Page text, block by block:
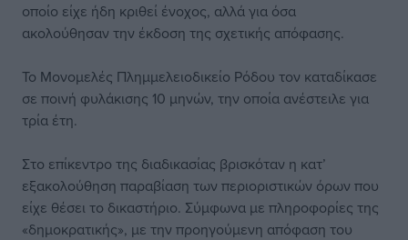
οποίο είχε ήδη κριθεί ένοχος, αλλά για όσα
ακολούθησαν την έκδοση της σχετικής απόφασης.
Το Μονομελές Πλημμελειοδικείο Ρόδου τον καταδίκασε
σε ποινή φυλάκισης 10 μηνών, την οποία ανέστειλε για
τρία έτη.
Στο επίκεντρο της διαδικασίας βρισκόταν η κατ’
εξακολούθηση παραβίαση των περιοριστικών όρων που
είχε θέσει το δικαστήριο. Σύμφωνα με πληροφορίες της
«δημοκρατικής», με την προηγούμενη απόφαση του